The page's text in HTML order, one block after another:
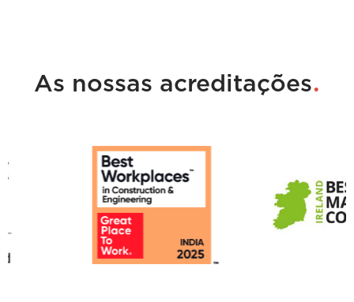
As nossas acreditações.